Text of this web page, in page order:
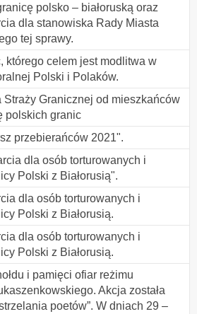
polsko – białoruską oraz
dla stanowiska Rady Miasta
tej sprawy.
którego celem jest modlitwa w
Polski i Polaków.
Straży Granicznej od mieszkańców
polskich granic
przebierańców 2021".
dla osób torturowanych i
Polski z Białorusią".
dla osób torturowanych i
Polski z Białorusią.
dla osób torturowanych i
Polski z Białorusią.
i pamięci ofiar reżimu
Akcja została
poetów”. W dniach 29 –